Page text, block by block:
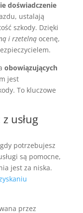
doświadczenie
ustalają
szkody. Dzięki
i rzetelnąocenę,
obowiązujących
jest
To kluczowe
usług
potrzebujesz
są pomocne,
jest za niska.
przez